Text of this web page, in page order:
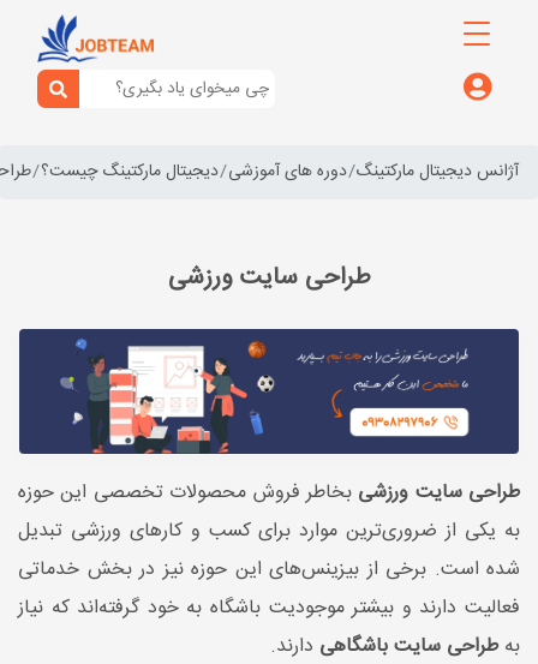
آژانس دیجیتال مارکتینگ دوره های آموزشی دیجیتال مارکتینگ چیست؟
طراحی سایت ورزشی
طراحی سایت ورزشی بخاطر فروش محصولات تخصصی این حوزه
به یکی از ضروری‌ترین موارد برای کسب و کارهای ورزشی تبدیل
شده است. برخی از بیزینس‌های این حوزه نیز در بخش خدماتی
فعالیت دارند و بیشتر موجودیت باشگاه به خود گرفته‌اند که نیاز
بهطراحی سایت باشگاهی دارند.